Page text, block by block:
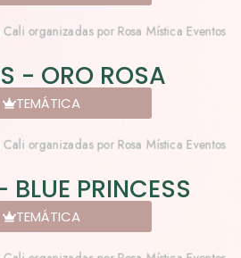
- ORO ROSA
TEMÁTICA
PRINCESS
TEMÁTICA